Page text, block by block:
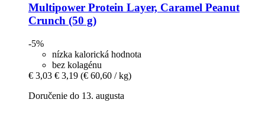
Multipower Protein Layer, Caramel Peanut
Crunch (50 g)
-5%
nízka kalorická hodnota
bez kolagénu
€ 3,03 € 3,19 (€ 60,60 / kg)
Doručenie do 13. augusta